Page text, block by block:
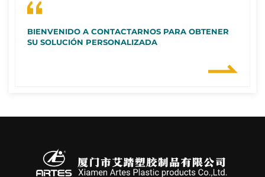
BIENVENIDO A CONTACTARNOS PARA OBTENER
SU SOLUCIÓN PERSONALIZADA